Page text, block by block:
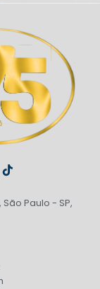
Paulo - SP,